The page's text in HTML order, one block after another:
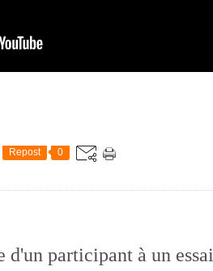
Repost 0
participant à un essai